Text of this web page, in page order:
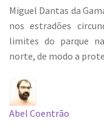
Miguel Dantas da
nos estradões
limites do parque
norte, de modo a
Abel Coentrão